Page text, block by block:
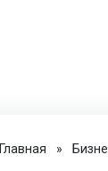
Главная »